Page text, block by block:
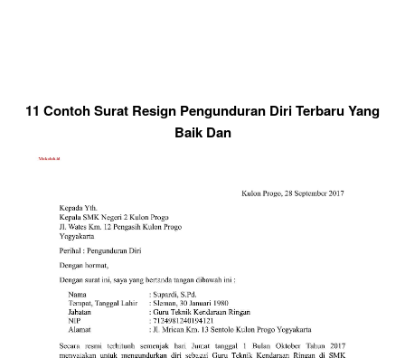
11 Contoh Surat Resign Pengunduran Diri Terbaru Yang
Baik Dan